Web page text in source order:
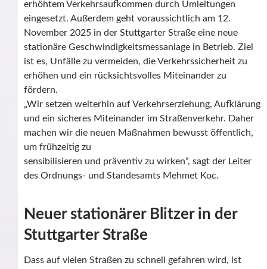
erhöhtem Verkehrsaufkommen durch Umleitungen
eingesetzt. Außerdem geht voraussichtlich am 12.
November 2025 in der Stuttgarter Straße eine neue
stationäre Geschwindigkeitsmessanlage in Betrieb. Ziel
ist es, Unfälle zu vermeiden, die Verkehrssicherheit zu
erhöhen und ein rücksichtsvolles Miteinander zu
fördern.
„Wir setzen weiterhin auf Verkehrserziehung, Aufklärung
und ein sicheres Miteinander im Straßenverkehr. Daher
machen wir die neuen Maßnahmen bewusst öffentlich,
um frühzeitig zu
sensibilisieren und präventiv zu wirken“, sagt der Leiter
des Ordnungs- und Standesamts Mehmet Koc.
Neuer stationärer Blitzer in der
Stuttgarter Straße
Dass auf vielen Straßen zu schnell gefahren wird, ist